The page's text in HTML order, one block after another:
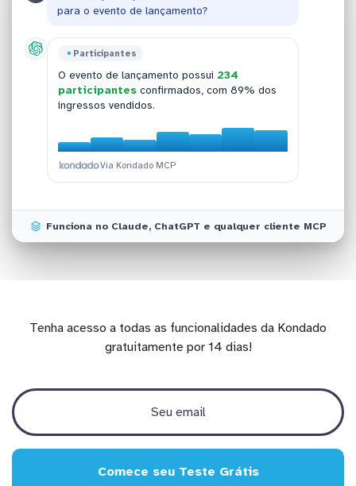
Vendas Sympla
O faturamento de pedidos aprovados na
Sympla este mês foi deR$ 47.890,
considerando todos os eventos ativos.
Via Kondado MCP
para o evento de lançamento?
Participantes
O evento de lançamento possui 234
participantesconfirmados, com 89% dos
ingressos vendidos.
Via Kondado MCP
Comparativo Eventos
A edição de março teve taxa de conversão de
12,5%, superando a de fevereiro que
registrou 8,3%.
Via Kondado MCP
Pedidos Sympla
O ticket médio dos pedidos aprovados na
semana passada foi deR$ 187,50por
compra.
Via Kondado MCP
Funciona no Claude, ChatGPT e qualquer cliente MCP
Tenha acesso a todas as funcionalidades da Kondado
gratuitamente por 14 dias!
Comece seu Teste Grátis